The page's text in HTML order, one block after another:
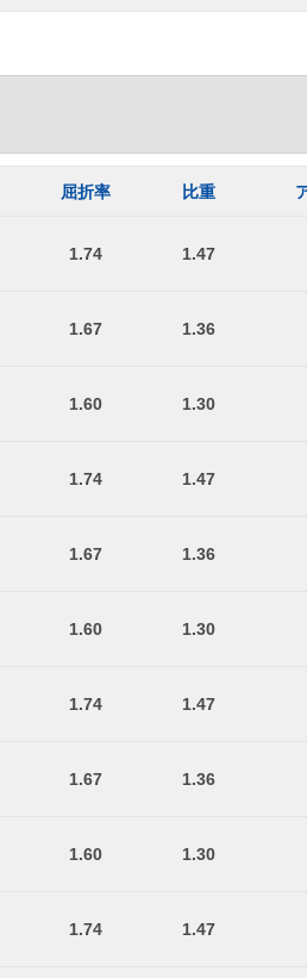
屈折率 比重
1.74 1.47
1.67 1.36
1.60 1.30
1.74 1.47
1.67 1.36
1.60 1.30
1.74 1.47
1.67 1.36
1.60 1.30
1.74 1.47